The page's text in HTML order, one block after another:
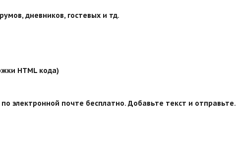
дневников, гостевых и тд.
HTML кода)
электронной почте бесплатно. Добавьте текст и отправьте.